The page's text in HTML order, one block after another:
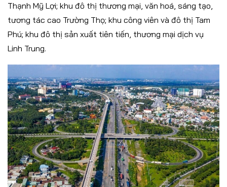
Thạnh Mỹ Lợi; khu đô thị thương mại, văn hoá, sáng tạo,
tương tác cao Trường Thọ; khu công viên và đô thị Tam
Phú; khu đô thị sản xuất tiên tiến, thương mại dịch vụ
Linh Trung.